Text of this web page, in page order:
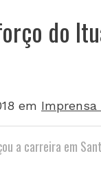
do
em Imprensa
a carreira em